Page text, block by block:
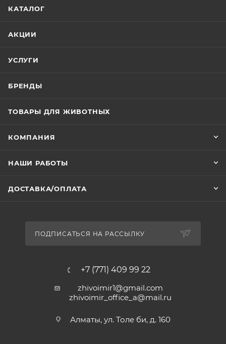
КАТАЛОГ
АКЦИИ
УСЛУГИ
БРЕНДЫ
ТОВАРЫ ДЛЯ ЖИВОТНЫХ
КОМПАНИЯ
НАШИ РАБОТЫ
ДОСТАВКА/ОПЛАТА
ПОДПИСАТЬСЯ НА РАССЫЛКУ
+7 (771) 409 99 22
zhivoimir1@gmail.com
zhivoimir_office_a@mail.ru
Алматы, ул. Толе би, д. 160